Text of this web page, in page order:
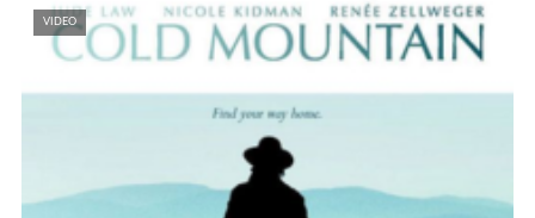
VIDEO